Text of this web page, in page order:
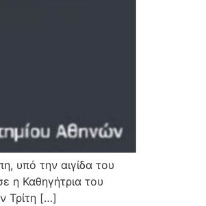
υπό την αιγίδα του
η Καθηγήτρια του
Τρίτη […]